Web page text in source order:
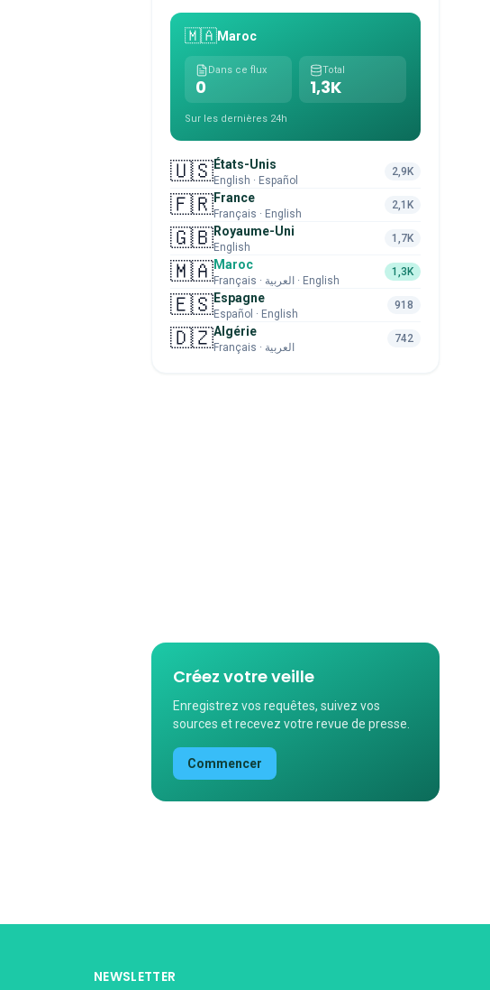
🇲🇦Maroc
Dans ce flux
0
Total
1,3K
Sur les dernières 24h
🇺🇸États-Unis
English · Español
2,9K
🇫🇷France
Français · English
2,1K
🇬🇧Royaume-Uni
English
1,7K
🇲🇦Maroc
Français · العربية · English
1,3K
🇪🇸Espagne
Español · English
918
🇩🇿Algérie
Français · العربية
742
Créez votre veille
Enregistrez vos requêtes, suivez vos
sources et recevez votre revue de presse.
Commencer
NEWSLETTER